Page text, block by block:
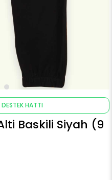
HATTI
Baskili Siyah (9